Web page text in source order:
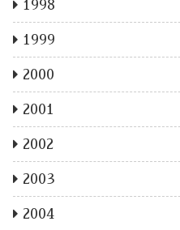
1998
1999
2000
2001
2002
2003
2004